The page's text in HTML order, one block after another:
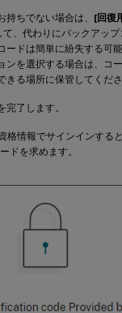
持ちでない場合は、 [回復
て、代わりにバックアッ
ードは簡単に紛失する可
ンを選択する場合は、コ
きる場所に保管してくださ
完了します。
格情報でサインインする
ドを求めます。